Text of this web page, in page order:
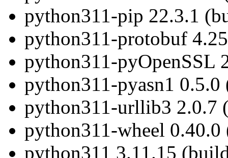
python311-pip 22.3.1
python311-protobuf
python311-pyOpenSSL
python311-pyasn1
python311-urllib3 2.0.7
python311-wheel
python311 3.11.15